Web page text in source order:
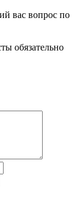
вас вопрос по
обязательно